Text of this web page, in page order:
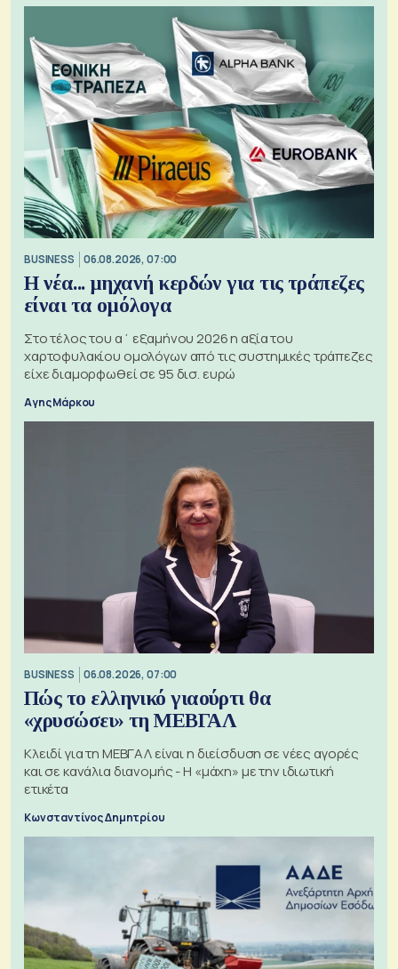
BUSINESS 06.08.2026, 07:00
Η νέα... μηχανή κερδών για τις τράπεζες
είναι τα ομόλογα
Στο τέλος του α΄ εξαμήνου 2026 η αξία του
χαρτοφυλακίου ομολόγων από τις συστημικές τράπεζες
είχε διαμορφωθεί σε 95 δισ. ευρώ
Αγης Μάρκου
BUSINESS 06.08.2026, 07:00
Πώς το ελληνικό γιαούρτι θα
«χρυσώσει» τη ΜΕΒΓΑΛ
Κλειδί για τη ΜΕΒΓΑΛ είναι η διείσδυση σε νέες αγορές
και σε κανάλια διανομής - Η «μάχη» με την ιδιωτική
ετικέτα
Κωνσταντίνος Δημητρίου